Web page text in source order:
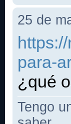
25 de
para-
¿qué
Tengo